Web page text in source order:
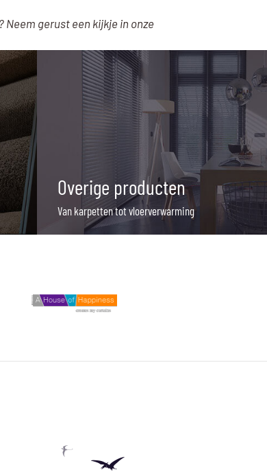
Neem gerust een kijkje in onze
Overige producten
Van karpetten tot vloerverwarming